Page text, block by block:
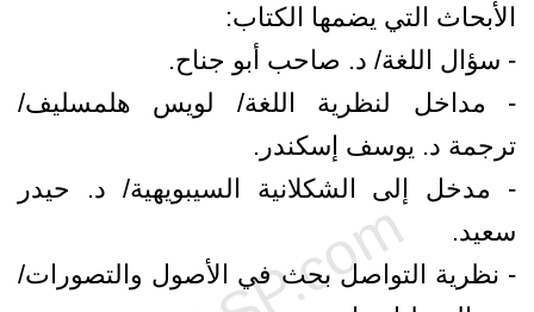
الأبحاث التي يضمها الكتاب:
- سؤال اللغة/ د. صاحب أبو جناح.
- مداخل لنظرية اللغة/ لويس هلمسليف/
ترجمة د. يوسف إسكندر.
- مدخل إلى الشكلانية السيبويهية/ د. حيدر
سعيد.
- نظرية التواصل بحث في الأصول والتصورات/